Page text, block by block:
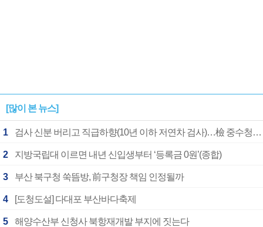
[많이 본 뉴스]
1 검사 신분 버리고 직급하향(10년 이하 저연차 검사)…檢 중수청행 기피
2 지방국립대 이르면 내년 신입생부터 ‘등록금 0원’(종합)
3 부산 북구청 쑥뜸방, 前구청장 책임 인정될까
4 [도청도설] 다대포 부산바다축제
5 해양수산부 신청사 북항재개발 부지에 짓는다